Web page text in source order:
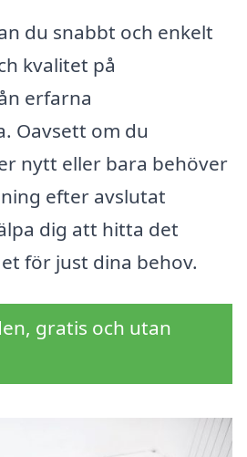
du snabbt och enkelt
kvalitet på
erfarna
Oavsett om du
nytt eller bara behöver
efter avslutat
dig att hitta det
för just dina behov.
gratis och utan